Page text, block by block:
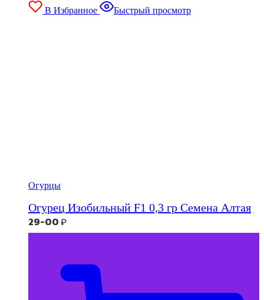
В Избранное
Быстрый просмотр
Огурцы
Огурец Изобильный F1 0,3 гр Семена Алтая
29-00₽